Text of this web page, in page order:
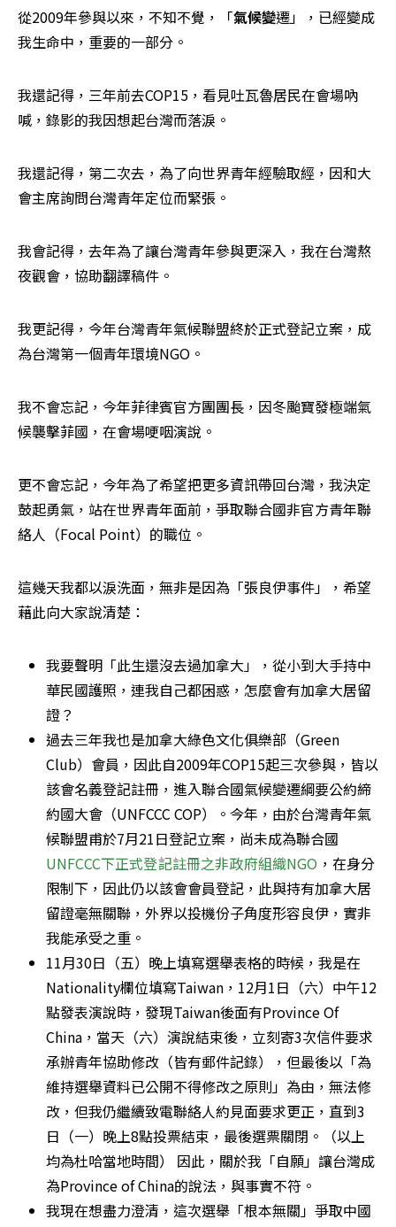
從2009年參與以來，不知不覺，「氣候變遷」，已經變成
我生命中，重要的一部分。
我還記得，三年前去COP15，看見吐瓦魯居民在會場吶
喊，錄影的我因想起台灣而落淚。
我還記得，第二次去，為了向世界青年經驗取經，因和大
會主席詢問台灣青年定位而緊張。
我會記得，去年為了讓台灣青年參與更深入，我在台灣熬
夜觀會，協助翻譯稿件。
我更記得，今年台灣青年氣候聯盟終於正式登記立案，成
為台灣第一個青年環境NGO。
我不會忘記，今年菲律賓官方團團長，因冬颱寶發極端氣
候襲擊菲國，在會場哽咽演說。
更不會忘記，今年為了希望把更多資訊帶回台灣，我決定
鼓起勇氣，站在世界青年面前，爭取聯合國非官方青年聯
絡人（Focal Point）的職位。
這幾天我都以淚洗面，無非是因為「張良伊事件」，希望
藉此向大家說清楚：
我要聲明「此生還沒去過加拿大」，從小到大手持中
華民國護照，連我自己都困惑，怎麼會有加拿大居留
證？
過去三年我也是加拿大綠色文化俱樂部（Green
Club）會員，因此自2009年COP15起三次參與，皆以
該會名義登記註冊，進入聯合國氣候變遷綱要公約締
約國大會（UNFCCC COP）。今年，由於台灣青年氣
候聯盟甫於7月21日登記立案，尚未成為聯合國
UNFCCC下正式登記註冊之非政府組織NGO ，在身分
限制下，因此仍以該會會員登記，此與持有加拿大居
留證毫無關聯，外界以投機份子角度形容良伊，實非
我能承受之重。
11月30日（五）晚上填寫選舉表格的時候，我是在
Nationality欄位填寫Taiwan，12月1日（六）中午12
點發表演說時，發現Taiwan後面有Province Of
China，當天（六）演說結束後，立刻寄3次信件要求
承辦青年協助修改（皆有郵件記錄），但最後以「為
維持選舉資料已公開不得修改之原則」為由，無法修
改，但我仍繼續致電聯絡人約見面要求更正，直到3
日（一）晚上8點投票結束，最後選票關閉。（以上
均為杜哈當地時間） 因此，關於我「自願」讓台灣成
為Province of China的說法，與事實不符。
我現在想盡力澄清，這次選舉「根本無關」爭取中國